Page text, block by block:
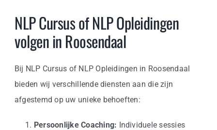
NLP Cursus of NLP Opleidingen
volgen in Roosendaal
Bij NLP Cursus of NLP Opleidingen in Roosendaal
bieden wij verschillende diensten aan die zijn
afgestemd op uw unieke behoeften:
Persoonlijke Coaching: Individuele sessies